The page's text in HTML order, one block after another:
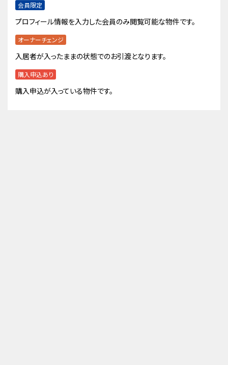
会員限定
プロフィール情報を入力した会員のみ閲覧可能な物件です。
オーナーチェンジ
入居者が入ったままの状態でのお引渡となります。
購入申込あり
購入申込が入っている物件です。